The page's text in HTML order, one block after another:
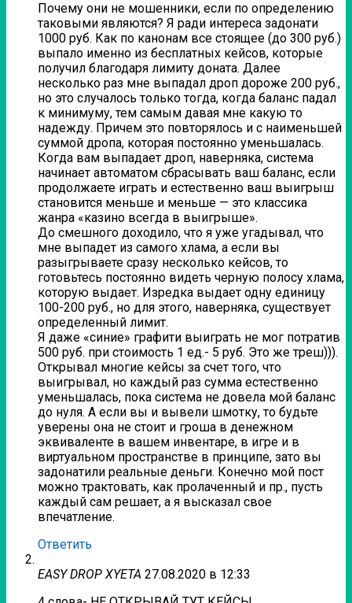
Почему они не мошенники, если по определению
таковыми являются? Я ради интереса задонати
1000 руб. Как по канонам все стоящее (до 300 руб.)
выпало именно из бесплатных кейсов, которые
получил благодаря лимиту доната. Далее
несколько раз мне выпадал дроп дороже 200 руб.,
но это случалось только тогда, когда баланс падал
к минимуму, тем самым давая мне какую то
надежду. Причем это повторялось и с наименьшей
суммой дропа, которая постоянно уменьшалась.
Когда вам выпадает дроп, наверняка, система
начинает автоматом сбрасывать ваш баланс, если
продолжаете играть и естественно ваш выигрыш
становится меньше и меньше — это классика
жанра «казино всегда в выигрыше».
До смешного доходило, что я уже угадывал, что
мне выпадет из самого хлама, а если вы
разыгрываете сразу несколько кейсов, то
готовьтесь постоянно видеть черную полосу хлама,
которую выдает. Изредка выдает одну единицу
100-200 руб., но для этого, наверняка, существует
определенный лимит.
Я даже «синие» графити выиграть не мог потратив
500 руб. при стоимость 1 ед.- 5 руб. Это же треш))).
Открывал многие кейсы за счет того, что
выигрывал, но каждый раз сумма естественно
уменьшалась, пока система не довела мой баланс
до нуля. А если вы и вывели шмотку, то будьте
уверены она не стоит и гроша в денежном
эквиваленте в вашем инвентаре, в игре и в
виртуальном пространстве в принципе, зато вы
задонатили реальные деньги. Конечно мой пост
можно трактовать, как пролаченный и пр., пусть
каждый сам решает, а я высказал свое
впечатление.
Ответить
EASY DROP XYETA 27.08.2020 в 12:33